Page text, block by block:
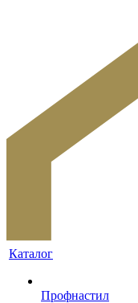
Каталог
Профнастил